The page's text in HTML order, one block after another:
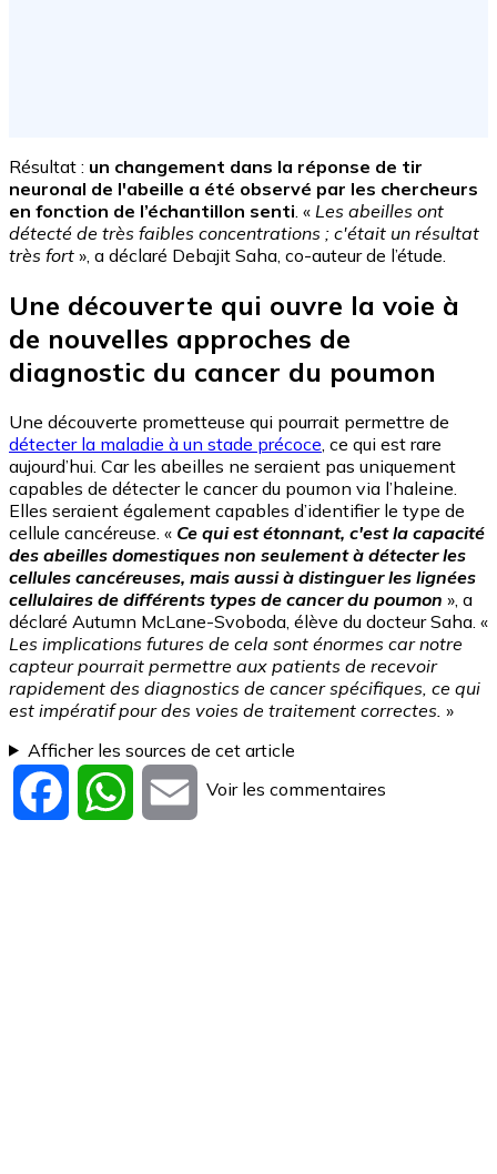
Résultat : un changement dans la réponse de tir
neuronal de l'abeille a été observé par les chercheurs
en fonction de l’échantillon senti . « Les abeilles ont
détecté de très faibles concentrations ; c'était un résultat
très fort », a déclaré Debajit Saha, co-auteur de l’étude.
Une découverte qui ouvre la voie à
de nouvelles approches de
diagnostic du cancer du poumon
Une découverte prometteuse qui pourrait permettre de
détecter la maladie à un stade précoce , ce qui est rare
aujourd’hui. Car les abeilles ne seraient pas uniquement
capables de détecter le cancer du poumon via l’haleine.
Elles seraient également capables d’identifier le type de
cellule cancéreuse. « Ce qui est étonnant, c'est la capacité
des abeilles domestiques non seulement à détecter les
cellules cancéreuses, mais aussi à distinguer les lignées
cellulaires de différents types de cancer du poumon », a
déclaré Autumn McLane-Svoboda, élève du docteur Saha. «
Les implications futures de cela sont énormes car notre
capteur pourrait permettre aux patients de recevoir
rapidement des diagnostics de cancer spécifiques, ce qui
est impératif pour des voies de traitement correctes. »
Afficher les sources de cet article
Facebook WhatsApp
Email
Voir les commentaires